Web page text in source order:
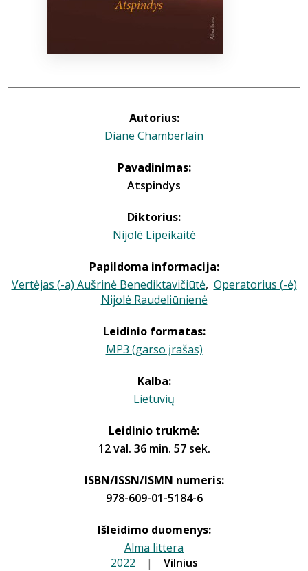
Autorius:
Diane Chamberlain
Pavadinimas:
Atspindys
Diktorius:
Nijolė Lipeikaitė
Papildoma informacija:
Vertėjas (-a) Aušrinė Benediktavičiūtė, Operatorius (-ė)
Nijolė Raudeliūnienė
Leidinio formatas:
MP3 (garso įrašas)
Kalba:
Lietuvių
Leidinio trukmė:
12 val. 36 min. 57 sek.
ISBN/ISSN/ISMN numeris:
978-609-01-5184-6
Išleidimo duomenys:
Alma littera
2022 | Vilnius